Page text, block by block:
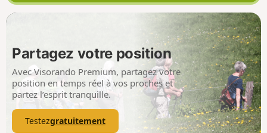
a
t
i
o
n
l
e
c
h
a
m
p
r
d
e
m
o
i
Partagez votre position
Avec Visorando Premium, partagez votre
position en temps réel à vos proches et
partez l’esprit tranquille.
Testezgratuitement